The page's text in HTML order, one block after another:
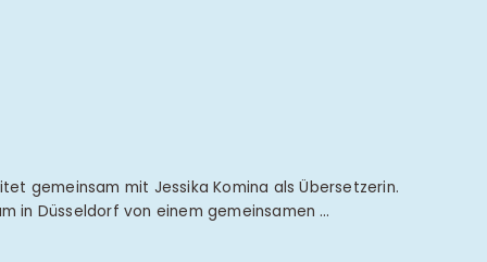
gemeinsam mit Jessika Komina als Übersetzerin.
in Düsseldorf von einem gemeinsamen …